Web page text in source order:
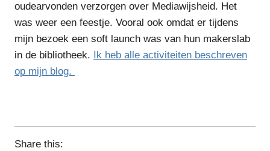
oudearvonden verzorgen over Mediawijsheid. Het
was weer een feestje. Vooral ook omdat er tijdens
mijn bezoek een soft launch was van hun makerslab
in de bibliotheek. Ik heb alle activiteiten beschreven
op mijn blog.
Share this: